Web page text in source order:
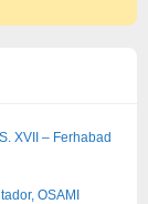
XVII – Ferhabad
OSAMI